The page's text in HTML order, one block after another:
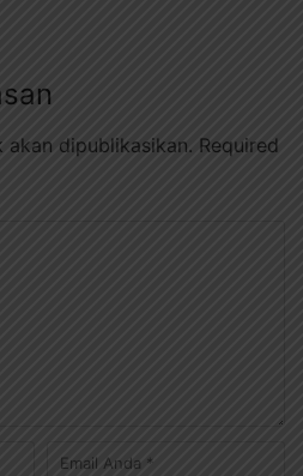
dipublikasikan. Required